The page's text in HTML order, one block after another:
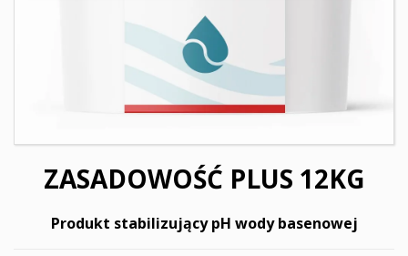
ZASADOWOŚĆ PLUS 12KG
Produkt stabilizujący pH wody basenowej